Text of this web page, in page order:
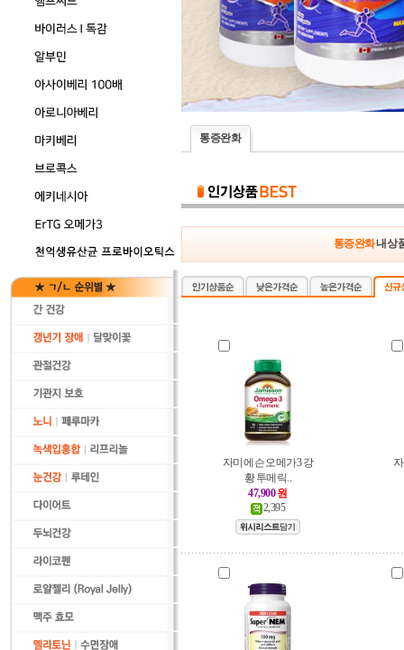
통증완화
통증완화내 상
자미에슨 오메가3 강
황 투메릭..
47,900원
2,395